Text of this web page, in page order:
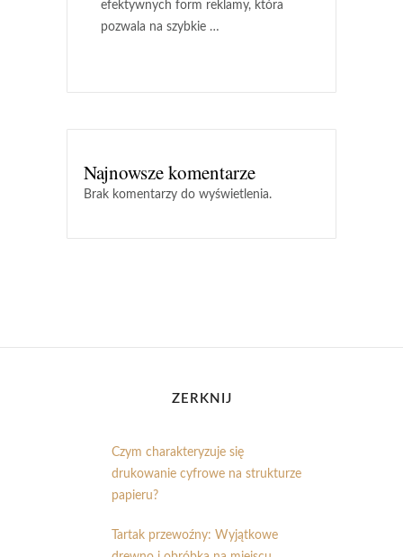
efektywnych form reklamy, która
pozwala na szybkie …
Najnowsze komentarze
Brak komentarzy do wyświetlenia.
ZERKNIJ
Czym charakteryzuje się
drukowanie cyfrowe na strukturze
papieru?
Tartak przewoźny: Wyjątkowe